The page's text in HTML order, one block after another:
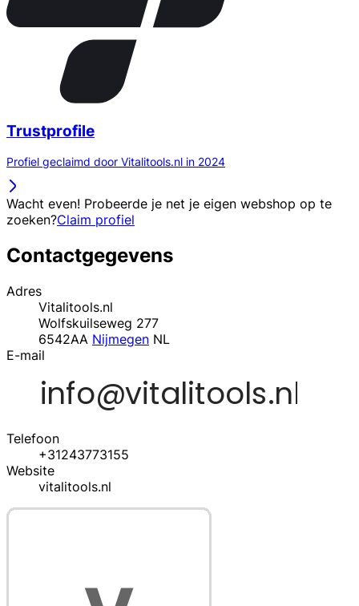
Trustprofile
Profiel geclaimd door Vitalitools.nl in 2024
Wacht even! Probeerde je net je eigen webshop op te
zoeken?Claim profiel
Contactgegevens
Adres
Vitalitools.nl
Wolfskuilseweg 277
6542AA Nijmegen NL
E-mail
Telefoon
+31243773155
Website
vitalitools.nl